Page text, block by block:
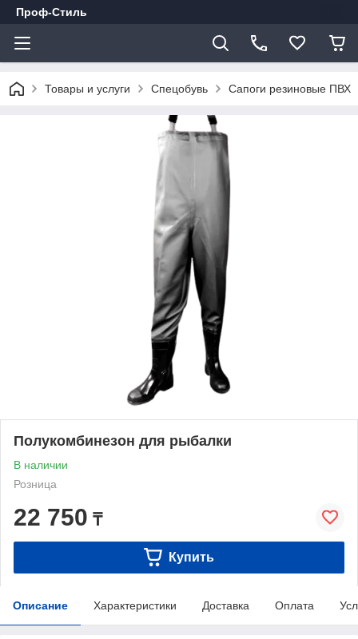
Проф-Стиль
Товары и услуги Спецобувь Сапоги резиновые ПВХ
Полукомбинезон для рыбалки
В наличии
Розница
22 750 ₸
Купить
Описание Характеристики Доставка Оплата